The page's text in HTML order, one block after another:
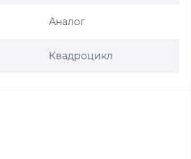
Аналог
Квадроцикл